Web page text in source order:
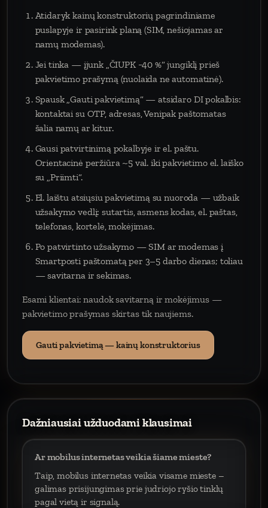
Atidaryk kainų konstruktorių pagrindiniame
puslapyje ir pasirink planą (SIM, nešiojamas ar
namų modemas).
Jei tinka — įjunk „ČIUPK −40 %“ jungiklį prieš
pakvietimo prašymą (nuolaida ne automatinė).
Spausk „Gauti pakvietimą“ — atsidaro DI pokalbis:
kontaktai su OTP, adresas, Venipak paštomatas
šalia namų ar kitur.
Gausi patvirtinimą pokalbyje ir el. paštu.
Orientacinė peržiūra ~5 val. iki pakvietimo el. laiško
su „Priimti“.
El. laištu atsiųsiu pakvietimą su nuoroda — užbaik
užsakymo vedlį: sutartis, asmens kodas, el. paštas,
telefonas, kortelė, mokėjimas.
Po patvirtinto užsakymo — SIM ar modemas į
Smartposti paštomatą per 3–5 darbo dienas; toliau
— savitarna ir sekimas.
Esami klientai: naudok savitarną ir mokėjimus —
pakvietimo prašymas skirtas tik naujiems.
Gauti pakvietimą — kainų konstruktorius
Dažniausiai užduodami klausimai
Ar mobilus internetas veikia šiame mieste?
Taip, mobilus internetas veikia visame mieste –
galimas prisijungimas prie judriojo ryšio tinklų
pagal vietą ir signalą.